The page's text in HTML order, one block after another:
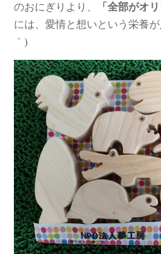
DESIGN STUDY展開催のお知ら
せ
卒展始まりました！
名作椅子を作る3年授業／塗装～
完成
2年生授業
名作椅子を作る3年授業
アルヴァ・アアルト-もうひとつ
の自然
カテゴリー
Santec様との産学連携(10)
のおにぎりより、
「全部がオリ
には、愛情と想いという栄養
｀)